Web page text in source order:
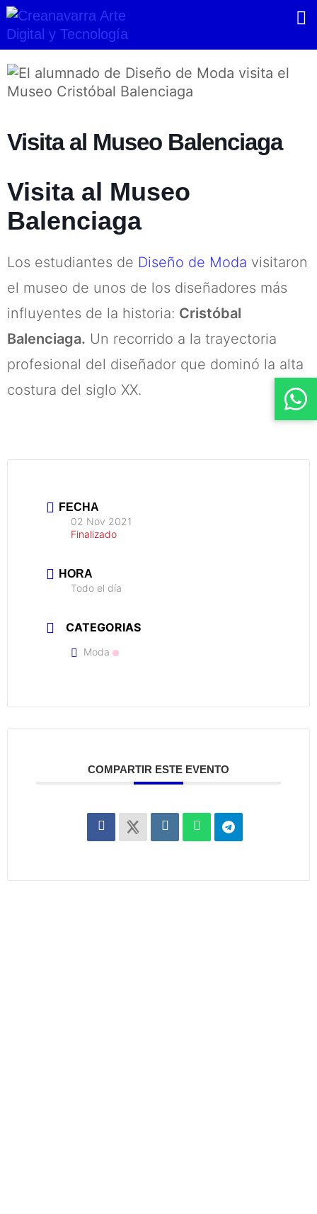
Ir
al
contenido
Visita al Museo Balenciaga
Visita al Museo
Balenciaga
Los estudiantes de Diseño de Moda visitaron
el museo de unos de los diseñadores más
influyentes de la historia: Cristóbal
Balenciaga. Un recorrido a la trayectoria
profesional del diseñador que dominó la alta
costura del siglo XX.
FECHA
02 Nov 2021
Finalizado
HORA
Todo el día
CATEGORIAS
Moda
COMPARTIR ESTE EVENTO